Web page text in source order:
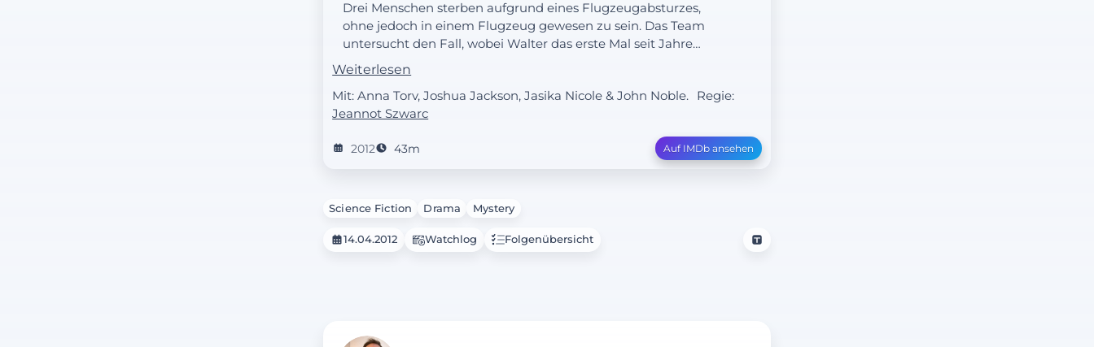
Drei Menschen sterben aufgrund eines Flugzeugabsturzes,
ohne jedoch in einem Flugzeug gewesen zu sein. Das Team
untersucht den Fall, wobei Walter das erste Mal seit Jahren
ins andere Universum reist. Derweil offenbart David Robert
Jones, was sein nächstes Ziel ist und Bolivia glaubt, dass sich
in ihrem Team ein Maulwurf befindet.
Weiterlesen
Mit: Anna Torv, Joshua Jackson, Jasika Nicole & John Noble.
Regie:
Jeannot Szwarc
2012 43m Auf IMDb ansehen
Science Fiction Drama Mystery
14.04.2012 Watchlog Folgenübersicht